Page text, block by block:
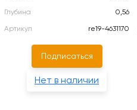
Глубина
0,56
Артикул
re19-4631170
Подписаться
Нет в наличии